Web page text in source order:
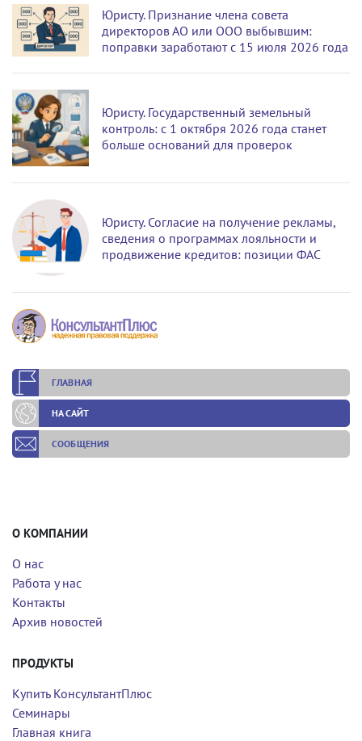
Юристу. Признание члена совета
директоров АО или ООО выбывшим:
поправки заработают с 15 июля 2026 года
Юристу. Государственный земельный
контроль: с 1 октября 2026 года станет
больше оснований для проверок
Юристу. Согласие на получение рекламы,
сведения о программах лояльности и
продвижение кредитов: позиции ФАС
ГЛАВНАЯ
НА САЙТ
СООБЩЕНИЯ
О КОМПАНИИ
О нас
Работа у нас
Контакты
Архив новостей
ПРОДУКТЫ
Купить КонсультантПлюс
Семинары
Главная книга